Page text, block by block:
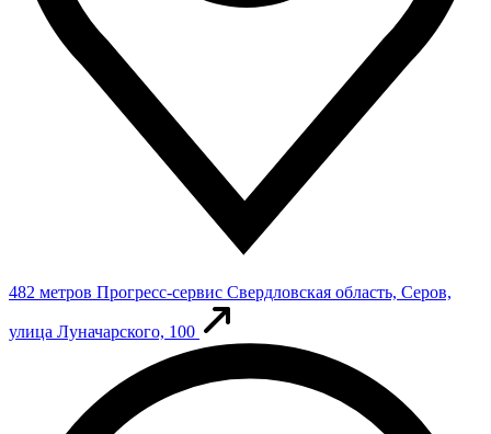
482 метров Прогресс-сервис Свердловская область, Серов,
улица Луначарского, 100